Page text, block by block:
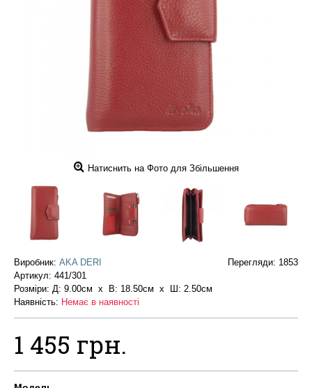
Натиснить на Фото для Збільшення
Перегляди: 1853
Виробник: AKA DERI
Артикул: 441/301
Розміри: Д: 9.00см х В: 18.50см x Ш: 2.50см
Наявність: Немає в наявності
1 455 грн.